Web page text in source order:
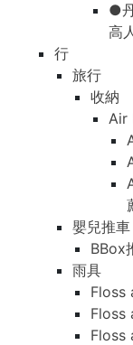
●
高
行
旅行
收納
Air
嬰兒推車
BBox
雨具
Floss
Floss
Floss